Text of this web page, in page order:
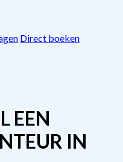
Direct boeken
EEN
IN